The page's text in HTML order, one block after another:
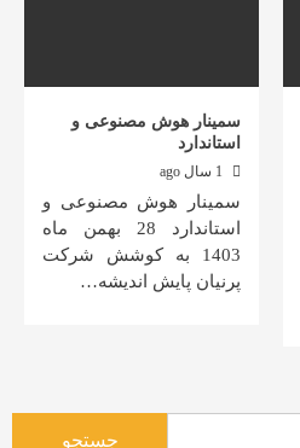
سمینار هوش مصنوعی و
استاندارد
سمینار هوش مصنوعی و
استاندارد 28 بهمن ماه
1403 به کوشش شرکت
پرنیان پایش اندیشه…